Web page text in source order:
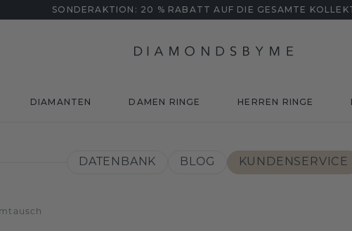
SONDERAKTION: 20 % RABATT AUF DIE GESAMTE
DIAMANTEN DAMEN RINGE HERREN RINGE
DATENBANK BLOG KUNDENSERVICE